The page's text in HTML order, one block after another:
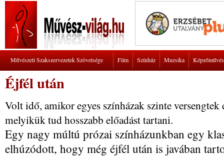
Művészeti Szakszervezetek Szövetsége Film Színház Muzsika
Éjfél után
Volt idő, amikor egyes színházak szinte versengtek
melyikük tud hosszabb előadást tartani.
Egy nagy múltú prózai színházunkban egy
elhúzódott, hogy még éjfél után is javában